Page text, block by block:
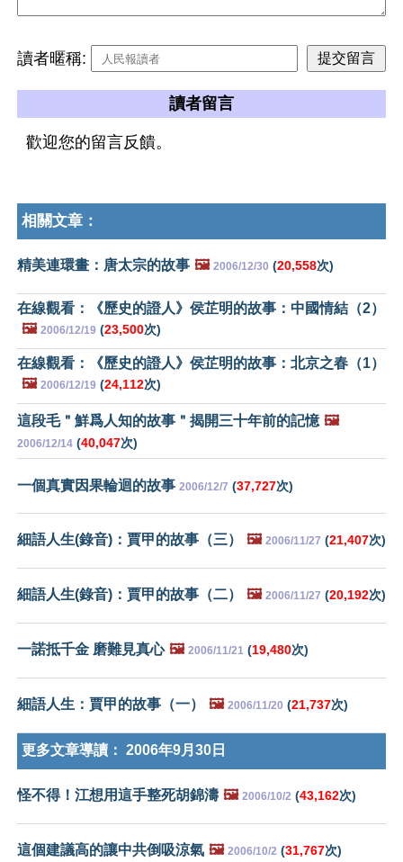
讀者暱稱:
讀者留言
歡迎您的留言反饋。
相關文章：
精美連環畫：唐太宗的故事 🖼️ 2006/12/30 (20,558次)
在線觀看：《歷史的證人》侯芷明的故事：中國情結（2）
🖼️ 2006/12/19 (23,500次)
在線觀看：《歷史的證人》侯芷明的故事：北京之春（1）
🖼️ 2006/12/19 (24,112次)
這段毛＂鮮爲人知的故事＂揭開三十年前的記憶 🖼️
2006/12/14 (40,047次)
一個真實因果輪迴的故事 2006/12/7 (37,727次)
細語人生(錄音)：賈甲的故事（三） 🖼️ 2006/11/27 (21,407次)
細語人生(錄音)：賈甲的故事（二） 🖼️ 2006/11/27 (20,192次)
一諾抵千金 磨難見真心 🖼️ 2006/11/21 (19,480次)
細語人生：賈甲的故事（一） 🖼️ 2006/11/20 (21,737次)
更多文章導讀： 2006年9月30日
怪不得！江想用這手整死胡錦濤 🖼️ 2006/10/2 (43,162次)
這個建議高的讓中共倒吸涼氣 🖼️ 2006/10/2 (31,767次)